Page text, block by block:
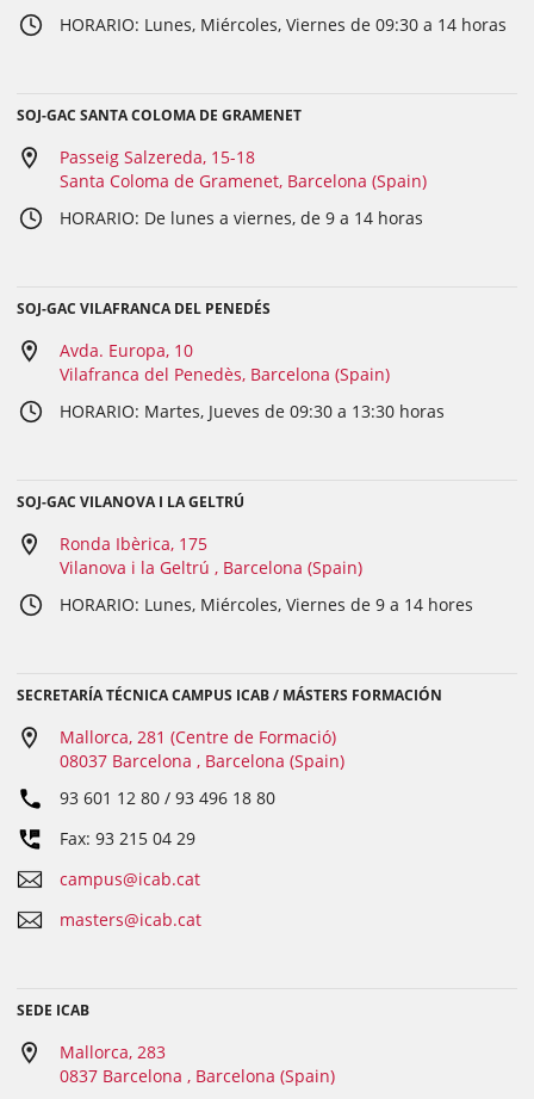
HORARIO: Lunes, Miércoles, Viernes de 09:30 a 14 horas
SOJ-GAC SANTA COLOMA DE GRAMENET
Passeig Salzereda, 15-18
Santa Coloma de Gramenet, Barcelona (Spain)
HORARIO: De lunes a viernes, de 9 a 14 horas
SOJ-GAC VILAFRANCA DEL PENEDÉS
Avda. Europa, 10
Vilafranca del Penedès, Barcelona (Spain)
HORARIO: Martes, Jueves de 09:30 a 13:30 horas
SOJ-GAC VILANOVA I LA GELTRÚ
Ronda Ibèrica, 175
Vilanova i la Geltrú , Barcelona (Spain)
HORARIO: Lunes, Miércoles, Viernes de 9 a 14 hores
SECRETARÍA TÉCNICA CAMPUS ICAB / MÁSTERS FORMACIÓN
Mallorca, 281 (Centre de Formació)
08037 Barcelona , Barcelona (Spain)
93 601 12 80 / 93 496 18 80
Fax: 93 215 04 29
campus@icab.cat
masters@icab.cat
SEDE ICAB
Mallorca, 283
0837 Barcelona , Barcelona (Spain)